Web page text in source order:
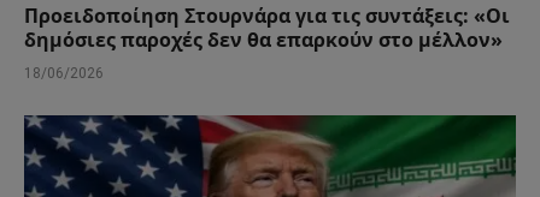
Προειδοποίηση Στουρνάρα για τις συντάξεις: «Οι
δημόσιες παροχές δεν θα επαρκούν στο μέλλον»
18/06/2026